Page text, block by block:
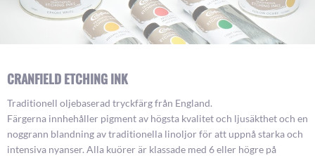
CRANFIELD ETCHING INK
Traditionell oljebaserad tryckfärg från England.
Färgerna innhehåller pigment av högsta kvalitet och ljusäkthet och en
noggrann blandning av traditionella linoljor för att uppnå starka och
intensiva nyanser. Alla kuörer är klassade med 6 eller högre på